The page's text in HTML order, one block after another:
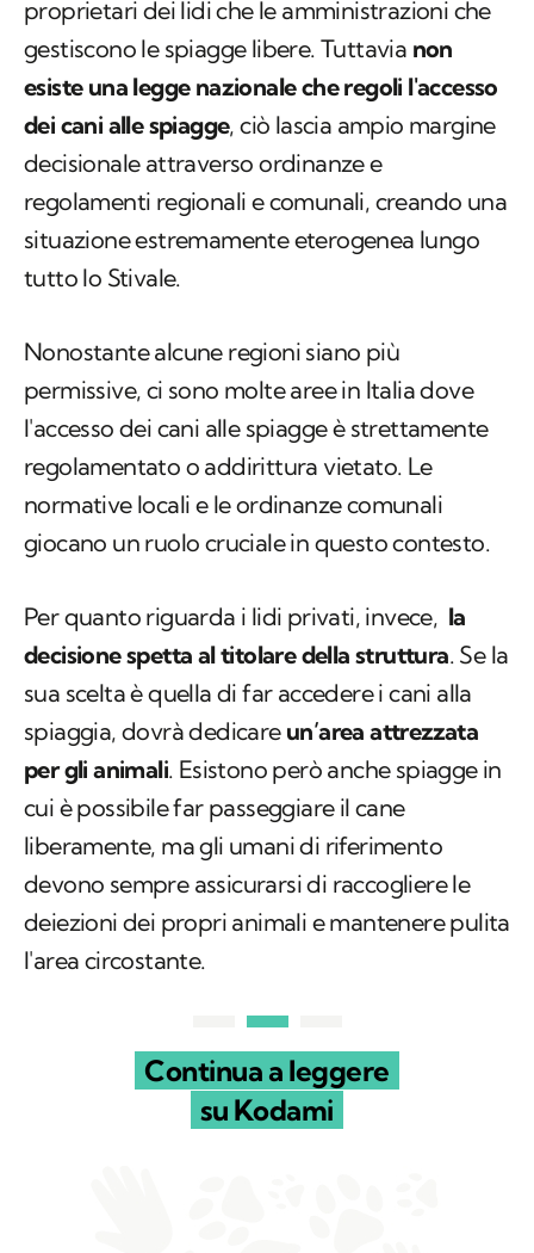
proprietari dei lidi che le amministrazioni che
gestiscono le spiagge libere. Tuttavia non
esiste una legge nazionale che regoli l'accesso
dei cani alle spiagge, ciò lascia ampio margine
decisionale attraverso ordinanze e
regolamenti regionali e comunali, creando una
situazione estremamente eterogenea lungo
tutto lo Stivale.
Nonostante alcune regioni siano più
permissive, ci sono molte aree in Italia dove
l'accesso dei cani alle spiagge è strettamente
regolamentato o addirittura vietato. Le
normative locali e le ordinanze comunali
giocano un ruolo cruciale in questo contesto.
Per quanto riguarda i lidi privati, invece, la
decisione spetta al titolare della struttura. Se la
sua scelta è quella di far accedere i cani alla
spiaggia, dovrà dedicare un’area attrezzata
per gli animali. Esistono però anche spiagge in
cui è possibile far passeggiare il cane
liberamente, ma gli umani di riferimento
devono sempre assicurarsi di raccogliere le
deiezioni dei propri animali e mantenere pulita
l'area circostante.
Continua a leggere
su Kodami